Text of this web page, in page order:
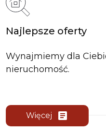
Najlepsze oferty
Wynajmiemy dla
nieruchomość.
Więcej article